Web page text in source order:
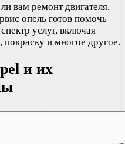
вам ремонт двигателя,
опель готов помочь
услуг, включая
покраску и многое другое.
и их